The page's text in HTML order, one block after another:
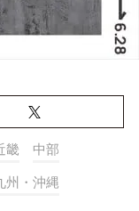
畿 中部
州・沖縄